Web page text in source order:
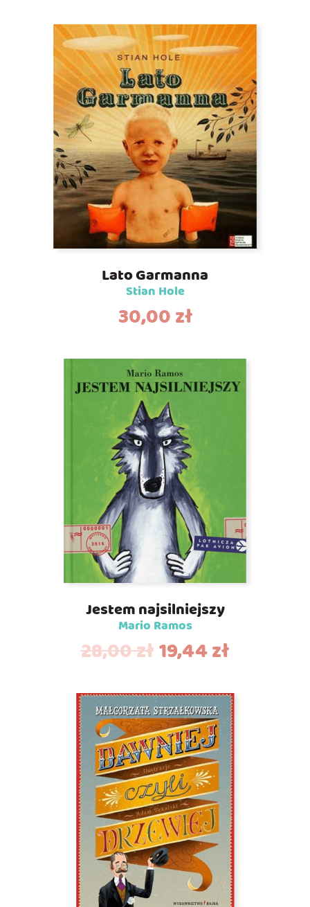
Lato Garmanna
Stian Hole
30,00zł
Jestem najsilniejszy
Mario Ramos
28,00zł19,44zł